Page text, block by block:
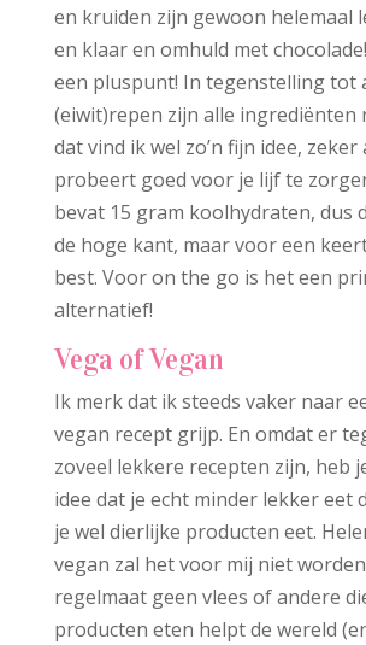
en kruiden zijn gewoon helemaal
en klaar en omhuld met
een pluspunt! In tegenstelling tot
(eiwit)repen zijn alle ingrediënten
dat vind ik wel zo’n fijn idee, zeker
probeert goed voor je lijf te
bevat 15 gram koolhydraten, dus
de hoge kant, maar voor een
best. Voor on the go is het een
alternatief!
Vega of Vegan
Ik merk dat ik steeds vaker naar
vegan recept grijp. En omdat er
zoveel lekkere recepten zijn, heb
idee dat je echt minder lekker eet
je wel dierlijke producten eet.
vegan zal het voor mij niet
regelmaat geen vlees of andere
producten eten helpt de wereld